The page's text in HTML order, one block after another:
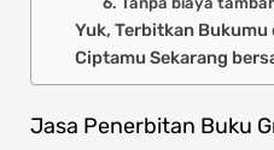
Yuk, Terbitkan Bukumu
Ciptamu Sekarang
Jasa Penerbitan Buku